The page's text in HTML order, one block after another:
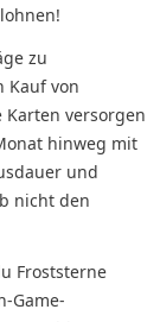
zu
Kauf von
Karten versorgen
hinweg mit
und
nicht den
Froststerne
Game-